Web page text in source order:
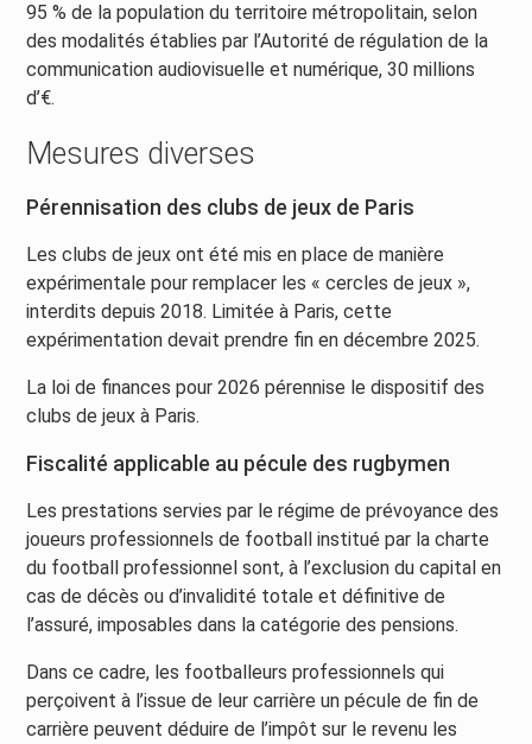
95 % de la population du territoire métropolitain, selon
des modalités établies par l’Autorité de régulation de la
communication audiovisuelle et numérique, 30 millions
d’€.
Mesures diverses
Pérennisation des clubs de jeux de Paris
Les clubs de jeux ont été mis en place de manière
expérimentale pour remplacer les « cercles de jeux »,
interdits depuis 2018. Limitée à Paris, cette
expérimentation devait prendre fin en décembre 2025.
La loi de finances pour 2026 pérennise le dispositif des
clubs de jeux à Paris.
Fiscalité applicable au pécule des rugbymen
Les prestations servies par le régime de prévoyance des
joueurs professionnels de football institué par la charte
du football professionnel sont, à l’exclusion du capital en
cas de décès ou d’invalidité totale et définitive de
l’assuré, imposables dans la catégorie des pensions.
Dans ce cadre, les footballeurs professionnels qui
perçoivent à l’issue de leur carrière un pécule de fin de
carrière peuvent déduire de l’impôt sur le revenu les